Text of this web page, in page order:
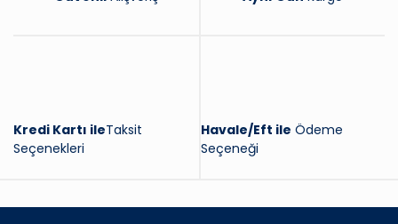
Kredi Kartı ileTaksit
Seçenekleri
Havale/Eft ile Ödeme
Seçeneği